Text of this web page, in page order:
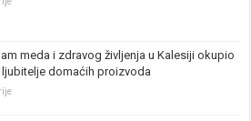
meda i zdravog življenja u Kalesiji okupio
ljubitelje domaćih proizvoda